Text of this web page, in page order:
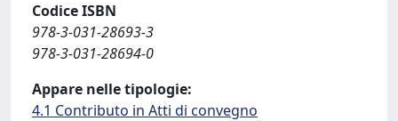
Codice ISBN
978-3-031-28693-3
978-3-031-28694-0
Appare nelle tipologie:
4.1 Contributo in Atti di convegno